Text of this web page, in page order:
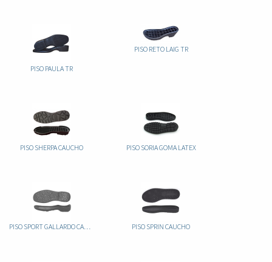
PISO PAULA TR
PISO RETO LAIG TR
PISO SHERPA CAUCHO PISO SORIA GOMA LATEX
PISO SPORT GALLARDO CAUCHO PISO SPRIN CAUCHO